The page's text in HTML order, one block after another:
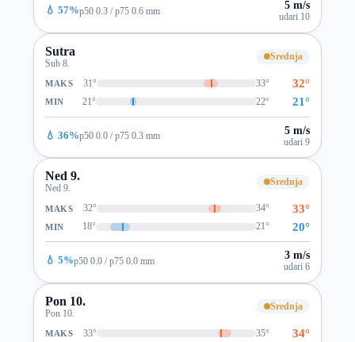
💧 57%p50 0.3 / p75 0.6 mm 5 m/s
udari 10
Sutra
Sub 8.
Srednja
MAKS 31° 33° 32°
MIN 21° 22° 21°
💧 36%p50 0.0 / p75 0.3 mm 5 m/s
udari 9
Ned 9.
Ned 9.
Srednja
MAKS 32° 34° 33°
MIN 18° 21° 20°
💧 5%p50 0.0 / p75 0.0 mm 3 m/s
udari 6
Pon 10.
Pon 10.
Srednja
MAKS 33° 35° 34°